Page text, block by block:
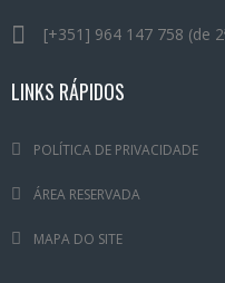
[+351] 964 147 758 (de
LINKS RÁPIDOS
POLÍTICA DE PRIVACIDADE
ÁREA RESERVADA
MAPA DO SITE